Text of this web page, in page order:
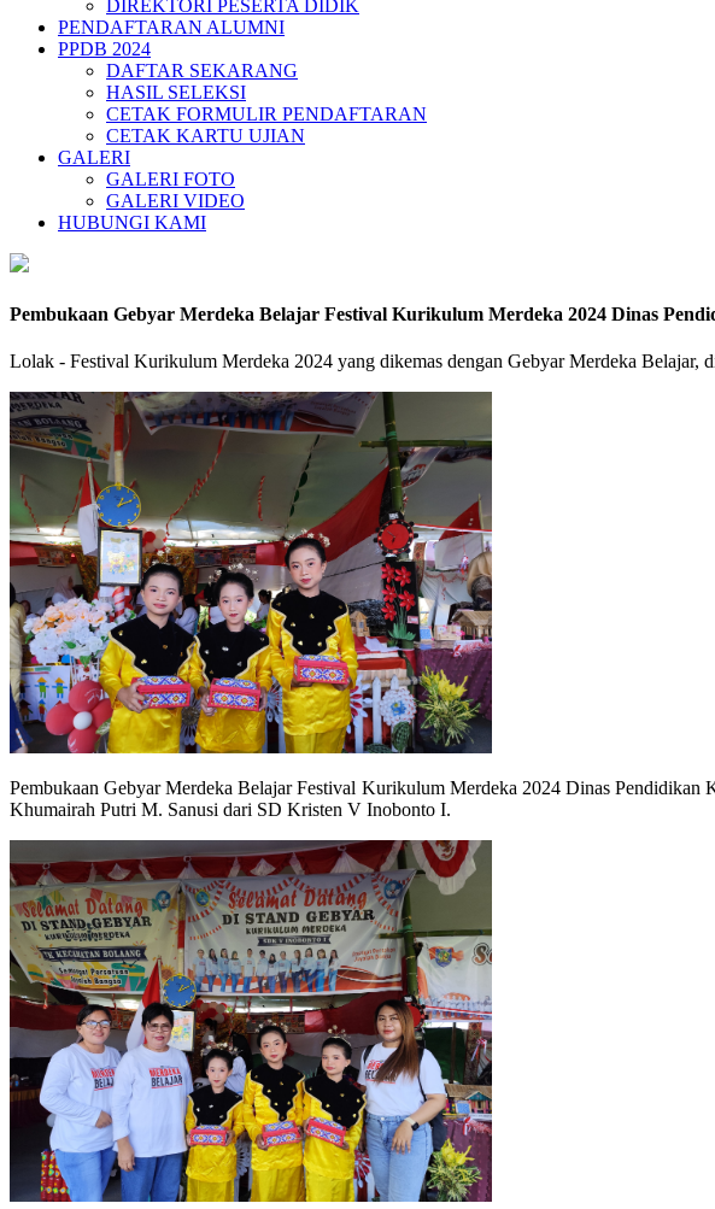
DIREKTORI PESERTA DIDIK
PENDAFTARAN ALUMNI
PPDB 2024
DAFTAR SEKARANG
HASIL SELEKSI
CETAK FORMULIR PENDAFTARAN
CETAK KARTU UJIAN
GALERI
GALERI FOTO
GALERI VIDEO
HUBUNGI KAMI
Pembukaan Gebyar Merdeka Belajar Festival Kurikulum Merdeka 2024 Dinas
Lolak - Festival Kurikulum Merdeka 2024 yang dikemas dengan Gebyar Merdeka Belajar,
Pembukaan Gebyar Merdeka Belajar Festival Kurikulum Merdeka 2024 Dinas
Khumairah Putri M. Sanusi dari SD Kristen V Inobonto I.